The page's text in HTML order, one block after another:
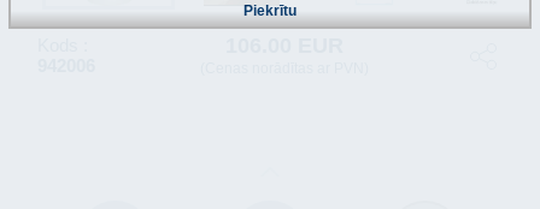
Piekrītu